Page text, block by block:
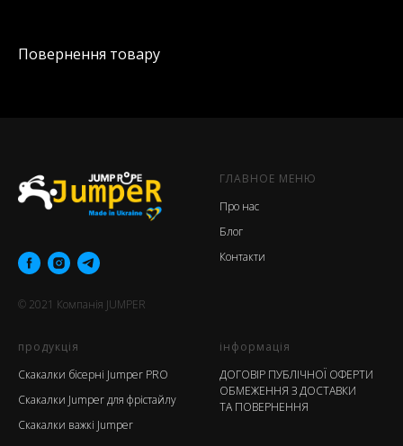
Повернення товару
© 2021 Компанія JUMPER
ГЛАВНОЕ МЕНЮ
Про нас
Блог
Контакти
продукція
Скакалки бісерні Jumper PRO
Скакалки Jumper для фрістайлу
Скакалки важкі Jumper
інформація
ДОГОВІР ПУБЛІЧНОЇ ОФЕРТИ
ОБМЕЖЕННЯ З ДОСТАВКИ
ТА ПОВЕРНЕННЯ